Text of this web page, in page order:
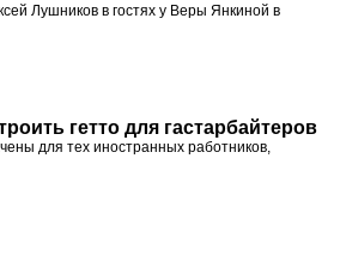
Лушников в гостях у Веры Янкиной в
гетто для гастарбайтеров
для тех иностранных работников,